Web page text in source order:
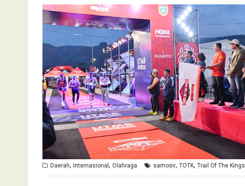
Daerah, Internasional , Olahraga samosir, TOTK, Trail Of The Kings